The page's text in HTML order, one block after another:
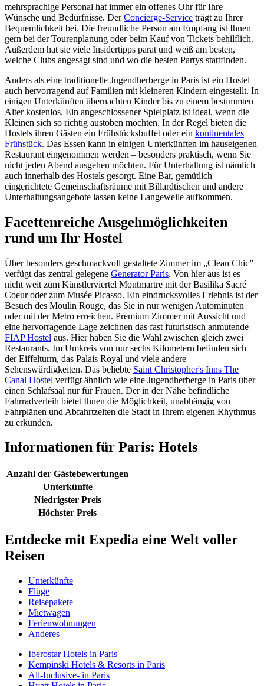
mehrsprachige Personal hat immer ein offenes Ohr für Ihre
Wünsche und Bedürfnisse. DerConcierge-Service trägt zu Ihrer
Bequemlichkeit bei. Die freundliche Person am Empfang ist Ihnen
gern bei der Tourenplanung oder beim Kauf von Tickets behilflich.
Außerdem hat sie viele Insidertipps parat und weiß am besten,
welche Clubs angesagt sind und wo die besten Partys stattfinden.
Anders als eine traditionelle Jugendherberge in Paris ist ein Hostel
auch hervorragend auf Familien mit kleineren Kindern eingestellt. In
einigen Unterkünften übernachten Kinder bis zu einem bestimmten
Alter kostenlos. Ein angeschlossener Spielplatz ist ideal, wenn die
Kleinen sich so richtig austoben möchten. In der Regel bieten die
Hostels ihren Gästen ein Frühstücksbuffet oder ein kontinentales
Frühstück. Das Essen kann in einigen Unterkünften im hauseigenen
Restaurant eingenommen werden – besonders praktisch, wenn Sie
nicht jeden Abend ausgehen möchten. Für Unterhaltung ist nämlich
auch innerhalb des Hostels gesorgt. Eine Bar, gemütlich
eingerichtete Gemeinschaftsräume mit Billardtischen und andere
Unterhaltungsangebote lassen keine Langeweile aufkommen.
Facettenreiche Ausgehmöglichkeiten
rund um Ihr Hostel
Über besonders geschmackvoll gestaltete Zimmer im „Clean Chic”
verfügt das zentral gelegene Generator Paris. Von hier aus ist es
nicht weit zum Künstlerviertel Montmartre mit der Basilika Sacré
Coeur oder zum Musée Picasso. Ein eindrucksvolles Erlebnis ist der
Besuch des Moulin Rouge, das Sie in nur wenigen Autominuten
oder mit der Metro erreichen. Premium Zimmer mit Aussicht und
eine hervorragende Lage zeichnen das fast futuristisch anmutende
FIAP Hostel aus. Hier haben Sie die Wahl zwischen gleich zwei
Restaurants. Im Umkreis von nur sechs Kilometern befinden sich
der Eiffelturm, das Palais Royal und viele andere
Sehenswürdigkeiten. Das beliebte Saint Christopher's Inns The
Canal Hostel verfügt ähnlich wie eine Jugendherberge in Paris über
einen Schlafsaal nur für Frauen. Der in der Nähe befindliche
Fahrradverleih bietet Ihnen die Möglichkeit, unabhängig von
Fahrplänen und Abfahrtzeiten die Stadt in Ihrem eigenen Rhythmus
zu erkunden.
Informationen für Paris: Hotels
Anzahl der Gästebewertungen
Unterkünfte
Niedrigster Preis
Höchster Preis
Entdecke mit Expedia eine Welt voller
Reisen
Unterkünfte
Flüge
Reisepakete
Mietwagen
Ferienwohnungen
Anderes
Iberostar Hotels in Paris
Kempinski Hotels & Resorts in Paris
All-Inclusive- in Paris